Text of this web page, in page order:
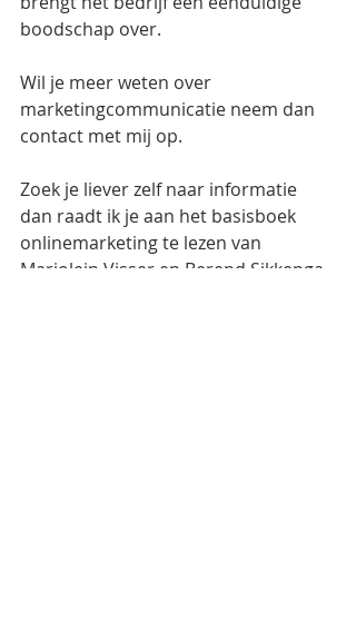
boodschap over.
Wil je meer weten over
marketingcommunicatie neem dan
contact met mij op.
Zoek je liever zelf naar informatie
dan raadt ik je aan het basisboek
onlinemarketing te lezen van
Marjolein Visser en Berend Sikkenga.